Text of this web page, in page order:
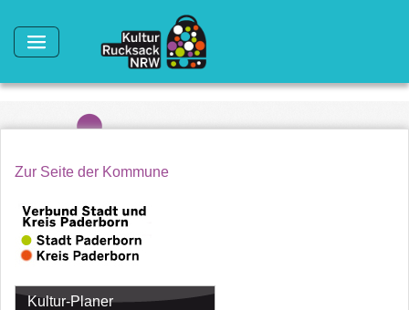
Zur Seite der Kommune
Kultur-Planer